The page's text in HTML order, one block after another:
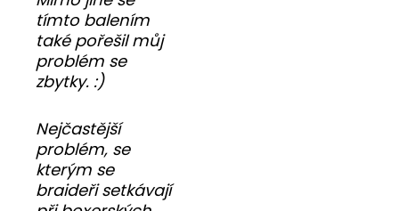
tímto balením
také pořešil můj
problém se
zbytky. :)
Nejčastější
problém, se
kterým se
braideři setkávají